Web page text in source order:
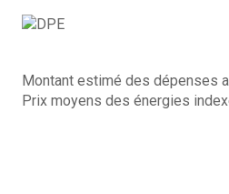
Montant estimé des dépenses
Prix moyens des énergies